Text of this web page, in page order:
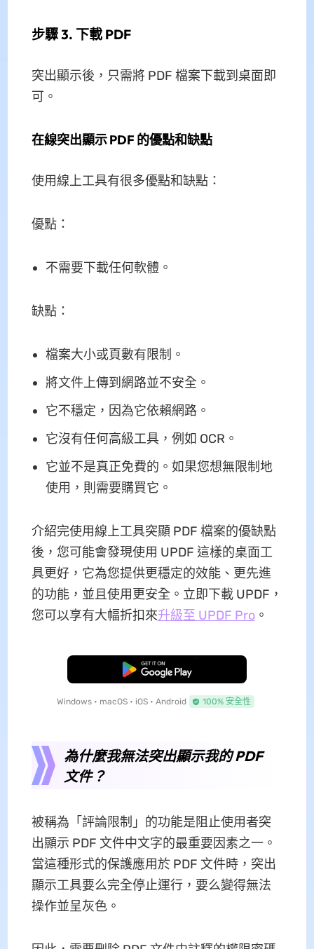
步驟 3. 下載 PDF
突出顯示後，只需將 PDF 檔案下載到桌面即
可。
在線突出顯示 PDF 的優點和缺點
使用線上工具有很多優點和缺點：
優點：
不需要下載任何軟體。
缺點：
檔案大小或頁數有限制。
將文件上傳到網路並不安全。
它不穩定，因為它依賴網路。
它沒有任何高級工具，例如 OCR。
它並不是真正免費的。如果您想無限制地
使用，則需要購買它。
介紹完使用線上工具突顯 PDF 檔案的優缺點
後，您可能會發現使用 UPDF 這樣的桌面工
具更好，它為您提供更穩定的效能、更先進
的功能，並且使用更安全。立即下載 UPDF，
您可以享有大幅折扣來升級至 UPDF Pro。
免費下載
Windows • macOS • iOS • Android 100% 安全性
為什麼我無法突出顯示我的 PDF
文件？
被稱為「評論限制」的功能是阻止使用者突
出顯示 PDF 文件中文字的最重要因素之一。
當這種形式的保護應用於 PDF 文件時，突出
顯示工具要么完全停止運行，要么變得無法
操作並呈灰色。